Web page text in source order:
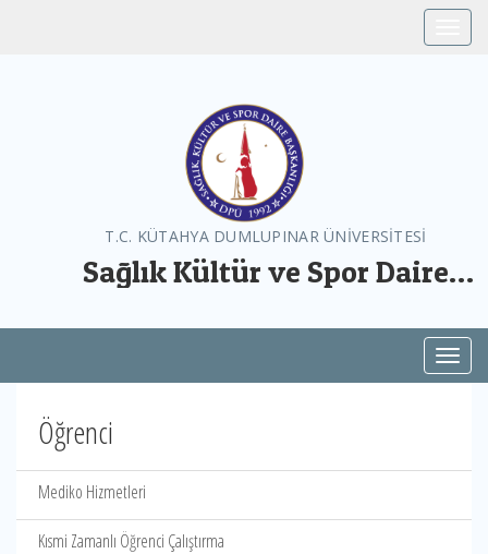
T.C. KÜTAHYA DUMLUPINAR ÜNİVERSİTESİ
Sağlık Kültür ve Spor Daire
Öğrenci
Mediko Hizmetleri
Kısmi Zamanlı Öğrenci Çalıştırma